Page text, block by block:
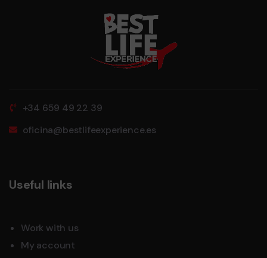
+34 659 49 22 39
oficina@bestlifeexperience.es
Useful links
Work with us
My account